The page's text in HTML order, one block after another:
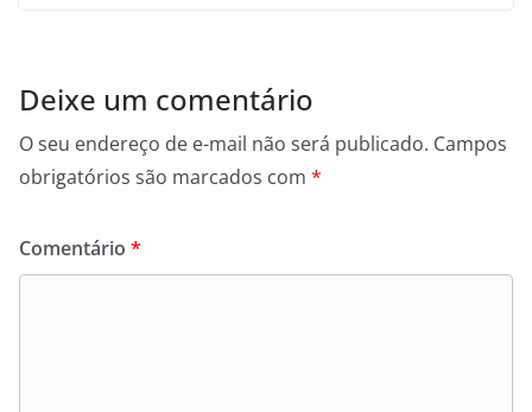
Deixe um comentário
O seu endereço de e-mail não será publicado. Campos
obrigatórios são marcados com *
Comentário *